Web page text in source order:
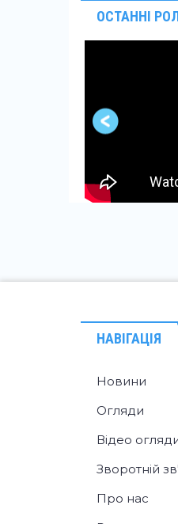
ОСТАННІ
НАВІГАЦІЯ
Новини
Огляди
Відео
Зворотній
Про нас